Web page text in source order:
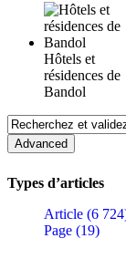
Hôtels et
résidences de
Bandol
Types d’articles
Article (6
Page (19)